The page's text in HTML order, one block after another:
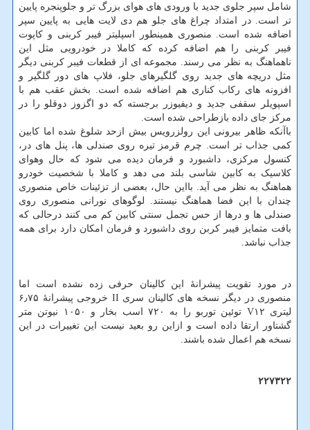
شامل سپر جلوی جدید با ورودی های هوای بزرگ تر و جلوپنجره پایین
تر است. در امتداد چراغ های جلو هم دی لایت هایی به پایین سپر
اضافه شده است. منصوری همینطور اسپلیتر فیبر کربنی و کاپوت
فیبر کربنی را هم اضافه کرده که کاملا در خودرویی مثل این
ناهماهنگ به نظر می رسند. مجموعه ای از قطعات فیبر کربنی دیگر
مثل دریچه های جدید روی گلگیرهای جلو، فلاپ های دور گلگیر و
افزونه های رکاب کناری هم اضافه شده است. بخش عقب هم با
اسپویلر سقفی جدید و دیفیوزر برجسته که دو اگزوز دوقلو را در
مرکز جای داده بازطراحی شده است.
باآنکه ظاهر بیرونی این رولزرویس بیش ازحد شلوغ شده اما کابین
کمی جذاب تر است. چرم قرمز تیره روی صندلی ها، پنل های در،
کنسول مرکزی، داشبورد و فرمان دیده می شود که حال وهوای
کلاسیک به کابین شاسی بلند می دهد و کاملا با شخصیت خودرو
هماهنگ به نظر می آید. بااین حال، بعضی از تزئینات خاص منصوری
چندان با این فضا هماهنگ نیستند. لوگوهای نورانی منصوری روی
صندلی ها و درها از حس تجمل سنتی کابین کم می کنند درحالی که
بافت متمایز فیبر کربن روی داشبورد و فرمان امکان دارد برای همه
جذاب نباشد.
در مورد تقویت پیشرانهٔ این کالینان حرفی زده نشده است اما
منصوری در دیگر نسخه های کالینان سری II خروجی پیشرانهٔ ۶٫۷۵
لیتری V۱۲ توئین توربو را به ۷۲۰ اسب بخار و ۱۰۵۰ نیوتن متر
گشتاور ارتقا داده است و ازاین رو بعید نیست این تغییرات در این
نسخه هم اعمال شده باشند.
۲۲۷۳۲۲